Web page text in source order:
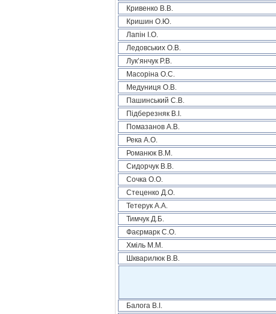
Кривенко В.В.
Кришин О.Ю.
Лапін І.О.
Ледовських О.В.
Лук’янчук Р.В.
Масоріна О.С.
Медуниця О.В.
Пашинський С.В.
Підберезняк В.І.
Помазанов А.В.
Река А.О.
Романюк В.М.
Сидорчук В.В.
Сочка О.О.
Стеценко Д.О.
Тетерук А.А.
Тимчук Д.Б.
Фаєрмарк С.О.
Хміль М.М.
Шкварилюк В.В.
Балога В.І.